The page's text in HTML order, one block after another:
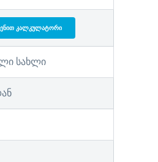
ᲙᲐᲚᲙᲣᲚᲐᲢᲝᲠᲘ
სახლი